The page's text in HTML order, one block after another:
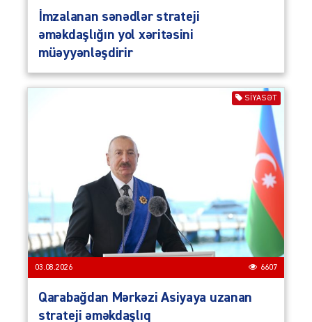
İmzalanan sənədlər strateji
əməkdaşlığın yol xəritəsini
müəyyənləşdirir
SIYASƏT
03.08.2026 6607
Qarabağdan Mərkəzi Asiyaya uzanan
strateji əməkdaşlıq